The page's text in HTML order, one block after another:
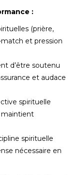
:
(prière,
et pression
d’être soutenu
et audace
spirituelle
maintient
spirituelle
nécessaire en